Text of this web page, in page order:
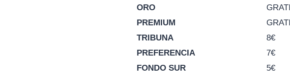
ORO
PREMIUM
TRIBUNA
8€
PREFERENCIA
7€
FONDO SUR
5€